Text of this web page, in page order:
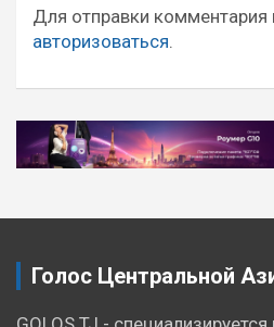
записям
Для отправки
авторизоваться.
Голос Центральной